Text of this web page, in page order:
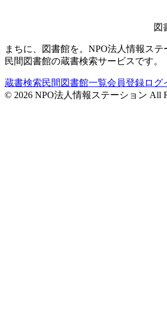
図
まちに、図書館を。NPO法人情報ス
民間図書館の蔵書検索サービスです。
蔵書検索民間図書館一覧会員登録ログ
© 2026 NPO法人情報ステーション All